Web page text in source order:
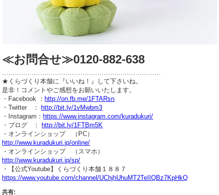
≪お問合せ≫0120-882-638
…………………………………………………………………
★くらづくり本舗に『いいね！』して下さいね。
是非！コメントやご感想をお願いいたします。
・Facebook ： http://on.fb.me/1FTARsn
・Twitter ：
http://bit.ly/1vMwbm3
・Instagram： https://www.instagram.com/kuradukuri/
・ブログ ：
http://bit.ly/1FTBm5K
・オンラインショップ （PC）
http://www.kuradukuri.jp/online/
・オンラインショップ （スマホ）
http://www.kuradukuri.jp/sp/
・【公式Youtube】くらづくり本舗１８８７
https://www.youtube.com/channel/UChjhUhuMT2TeIIQBz7KpHkQ
共有: